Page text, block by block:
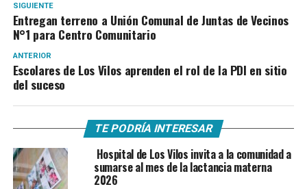
SIGUIENTE
Entregan terreno a Unión Comunal de Juntas de Vecinos
N°1 para Centro Comunitario
ANTERIOR
Escolares de Los Vilos aprenden el rol de la PDI en sitio
del suceso
TE PODRÍA INTERESAR
Hospital de Los Vilos invita a la comunidad a
sumarse al mes de la lactancia materna
2026